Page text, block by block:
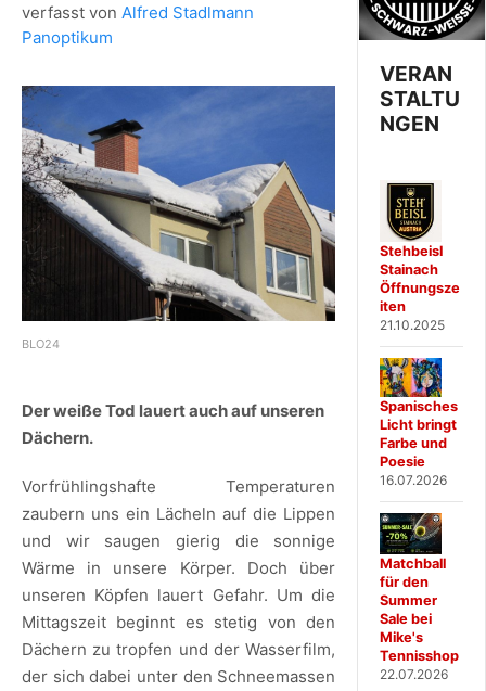
verfasst von Alfred Stadlmann
Panoptikum
BLO24
Der weiße Tod lauert auch auf unseren
Dächern.
Vorfrühlingshafte Temperaturen
zaubern uns ein Lächeln auf die Lippen
und wir saugen gierig die sonnige
Wärme in unsere Körper. Doch über
unseren Köpfen lauert Gefahr. Um die
Mittagszeit beginnt es stetig von den
Dächern zu tropfen und der Wasserfilm,
der sich dabei unter den Schneemassen
VERAN
STALTU
NGEN
Stehbeisl
Stainach
Öffnungsze
iten
21.10.2025
Spanisches
Licht bringt
Farbe und
Poesie
16.07.2026
Matchball
für den
Summer
Sale bei
Mike's
Tennisshop
22.07.2026